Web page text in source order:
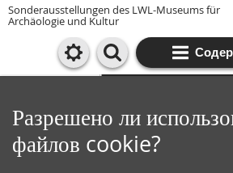
Sonderausstellungen des LWL-Museums für
Archäologie und Kultur
Cookie-
Разрешено ли
файлов cookie?